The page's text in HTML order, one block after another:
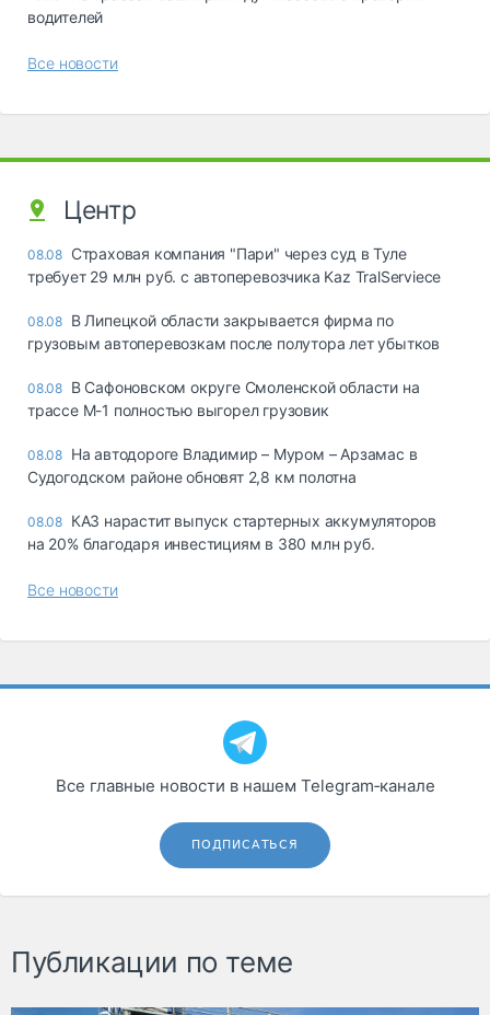
водителей
Все новости
Центр
08.08 Страховая компания "Пари" через суд в Туле
требует 29 млн руб. с автоперевозчика Kaz TralServiece
08.08 В Липецкой области закрывается фирма по
грузовым автоперевозкам после полутора лет убытков
08.08 В Сафоновском округе Смоленской области на
трассе М-1 полностью выгорел грузовик
08.08 На автодороге Владимир – Муром – Арзамас в
Судогодском районе обновят 2,8 км полотна
08.08 КАЗ нарастит выпуск стартерных аккумуляторов
на 20% благодаря инвестициям в 380 млн руб.
Все новости
Все главные новости в нашем Telegram‑канале
ПОДПИСАТЬСЯ
Публикации по теме